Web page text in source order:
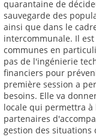
quarantaine de
sauvegarde des
ainsi que dans le
intercommunale. Il
communes en
pas de l'ingénierie
financiers pour
première session a
besoins. Elle va
locale qui permettra à
partenaires
gestion des situations